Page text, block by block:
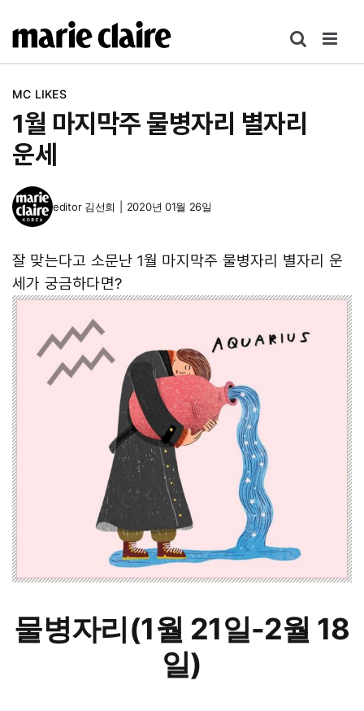
텐
MC LIKES
1월 마지막주 물병자리 별자리
운세
editor 김선희 2020년 01월 26일
잘 맞는다고 소문난 1월 마지막주 물병자리 별자리 운
세가 궁금하다면?
물병자리(1월 21일-2월 18
일)